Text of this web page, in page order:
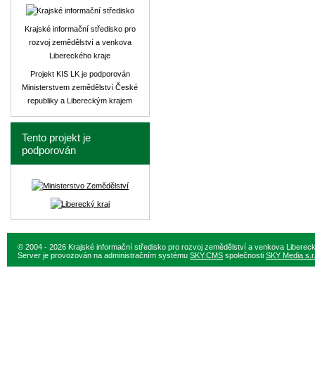
Krajské informační středisko pro
rozvoj zemědělství a venkova
Libereckého kraje
Projekt KIS LK je podporován
Ministerstvem zemědělství České
republiky a Libereckým krajem
Tento projekt je
podporován
© 2004 - 2026 Krajské informační středisko pro rozvoj zemědělství a venkova
Server je provozován na administračním systému SKY:CMS společnosti SKY Media